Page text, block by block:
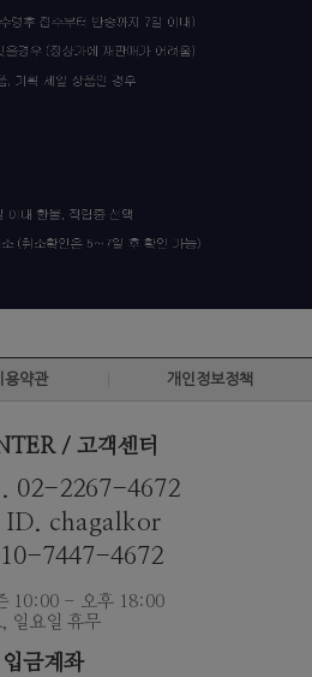
용약관 개인정보정책
/ 고객센터
. 02-2267-4672
ID. chagalkor
7447-4672
10:00 - 오후 18:00
, 일요일 휴무
입금계좌